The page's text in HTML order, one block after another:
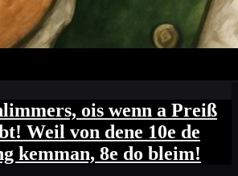
ois wenn a Preiß
Weil von dene 10e de
kemman, 8e do bleim!